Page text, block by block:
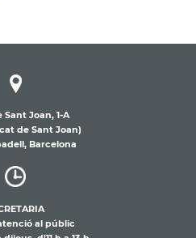
Sant Joan, 1-A
de Sant Joan)
Barcelona
al públic